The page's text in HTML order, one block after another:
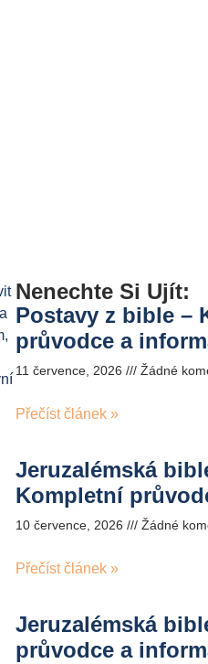
Nenechte Si Ujít:
Postavy z bible –
průvodce a
11 července, 2026 Žádné
Přečíst článek »
Jeruzalémská
Kompletní
10 července, 2026 Žádné
Přečíst článek »
Jeruzalémská
průvodce a